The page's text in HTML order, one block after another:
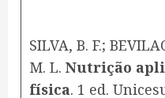
SILVA, B. F.;
M. L. Nutrição
física. 1 ed.